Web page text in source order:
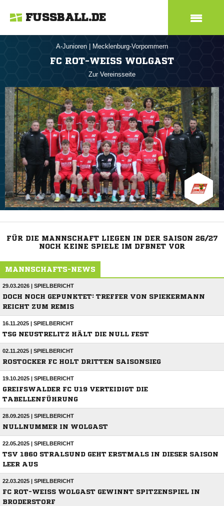
FUSSBALL.DE
A-Junioren Mecklenburg-Vorpommern
FC ROT-WEISS WOLGAST
Zur Vereinsseite
FÜR DIE MANNSCHAFT LIEGEN IN DER SAISON 26/27
NOCH KEINE SPIELE IM DFBNET VOR
MANNSCHAFTS-NEWS
29.03.2026 | SPIELBERICHT
DOCH NOCH GEPUNKTET: TREFFER VON SPIEKERMANN
REICHT ZUM REMIS
16.11.2025 | SPIELBERICHT
TSG NEUSTRELITZ HÄLT DIE NULL FEST
02.11.2025 | SPIELBERICHT
ROSTOCKER FC HOLT DRITTEN SAISONSIEG
19.10.2025 | SPIELBERICHT
GREIFSWALDER FC U19 VERTEIDIGT DIE
TABELLENFÜHRUNG
28.09.2025 | SPIELBERICHT
NULLNUMMER IN WOLGAST
22.05.2025 | SPIELBERICHT
TSV 1860 STRALSUND GEHT ERSTMALS IN DIESER SAISON
LEER AUS
22.03.2025 | SPIELBERICHT
FC ROT-WEISS WOLGAST GEWINNT SPITZENSPIEL IN B
RODERSTORF